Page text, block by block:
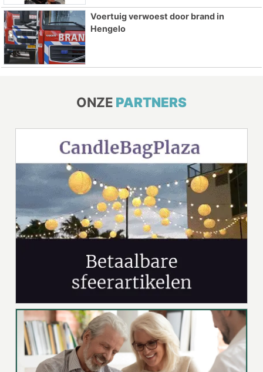
Voertuig verwoest door brand in
Hengelo
ONZE PARTNERS